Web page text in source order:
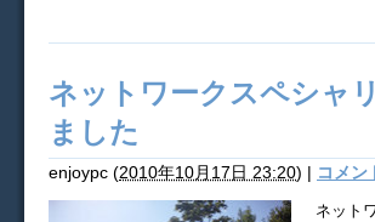
ネットワークスペシャ
ました
enjoypc (2010年10月17日 23:20) | コメン
ネット